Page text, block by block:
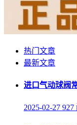
热门文章
最新文章
进口气动球阀
2025-02-27 927